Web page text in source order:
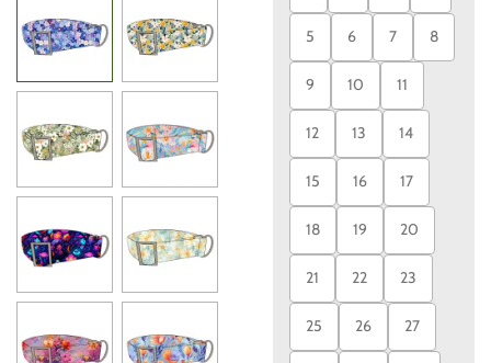
5 6 7 8
9 10 11
12 13 14
15 16 17
18 19 20
21 22 23
25 26 27